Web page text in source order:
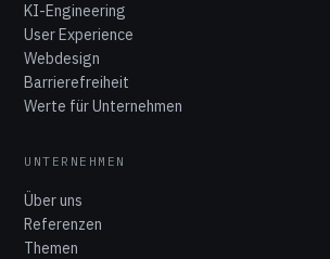
KI-Engineering
User Experience
Webdesign
Barrierefreiheit
Werte für Unternehmen
UNTERNEHMEN
Über uns
Referenzen
Themen